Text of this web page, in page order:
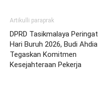
Artikulli paraprak
DPRD Tasikmalaya
Hari Buruh 2026, Budi
Tegaskan Komitmen
Kesejahteraan Pekerja